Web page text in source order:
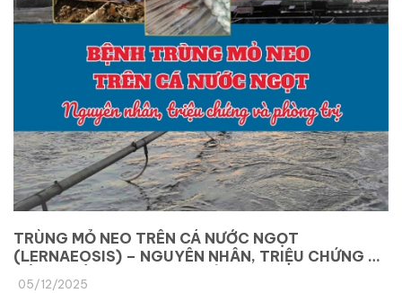
TRÙNG MỎ NEO TRÊN CÁ NƯỚC NGỌT
(LERNAEOSIS) – NGUYÊN NHÂN, TRIỆU CHỨNG VÀ
CÁCH PHÒNG TRỊ HIỆU QUẢ
05/12/2025